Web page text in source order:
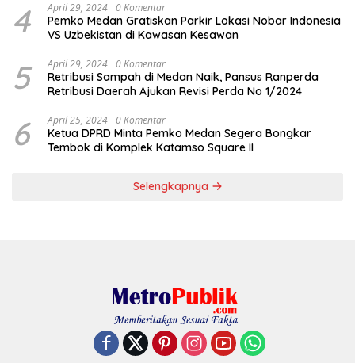
4 April 29, 2024 0 Komentar
Pemko Medan Gratiskan Parkir Lokasi Nobar Indonesia
VS Uzbekistan di Kawasan Kesawan
5 April 29, 2024 0 Komentar
Retribusi Sampah di Medan Naik, Pansus Ranperda
Retribusi Daerah Ajukan Revisi Perda No 1/2024
6 April 25, 2024 0 Komentar
Ketua DPRD Minta Pemko Medan Segera Bongkar
Tembok di Komplek Katamso Square II
Selengkapnya